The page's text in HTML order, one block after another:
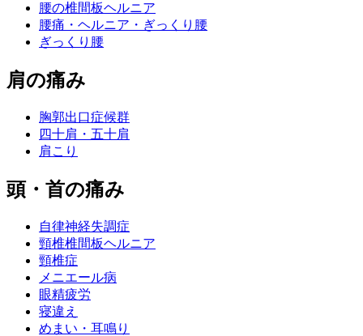
腰の椎間板ヘルニア
腰痛・ヘルニア・ぎっくり腰
ぎっくり腰
肩の痛み
胸郭出口症候群
四十肩・五十肩
肩こり
頭・首の痛み
自律神経失調症
頸椎椎間板ヘルニア
頸椎症
メニエール病
眼精疲労
寝違え
めまい・耳鳴り